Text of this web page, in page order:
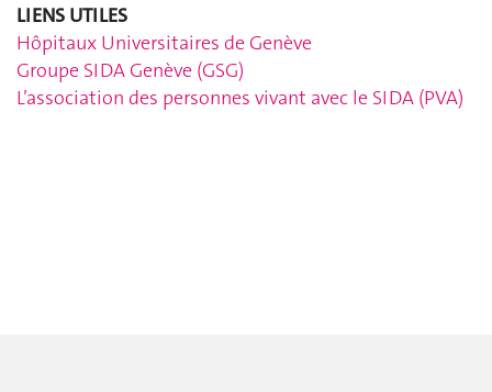
LIENS UTILES
Hôpitaux Universitaires de Genève
Groupe SIDA Genève (GSG)
L’association des personnes vivant avec le SIDA (PVA)